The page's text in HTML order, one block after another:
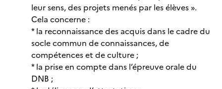
leur sens, des projets menés par les élèves ».
Cela concerne :
* la reconnaissance des acquis dans le cadre du
socle commun de connaissances, de
compétences et de culture ;
* la prise en compte dans l’épreuve orale du
DNB ;